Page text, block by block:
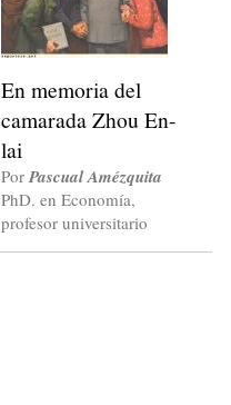
En memoria del
camarada Zhou En-
lai
PorPascual Amézquita
PhD. en Economía,
profesor universitario